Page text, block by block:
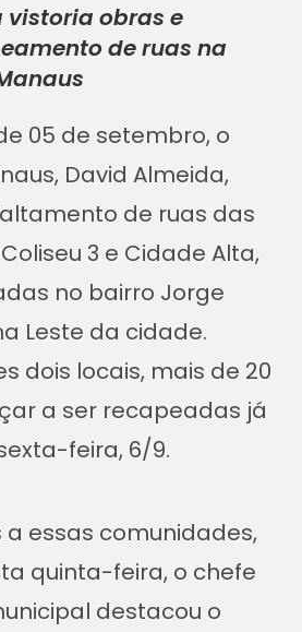
vistoria obras e
de ruas na
05 de setembro, o
David Almeida,
de ruas das
3 e Cidade Alta,
no bairro Jorge
Leste da cidade.
dois locais, mais de 20
a ser recapeadas já
feira, 6/9.
a essas comunidades,
quinta-feira, o chefe
destacou o